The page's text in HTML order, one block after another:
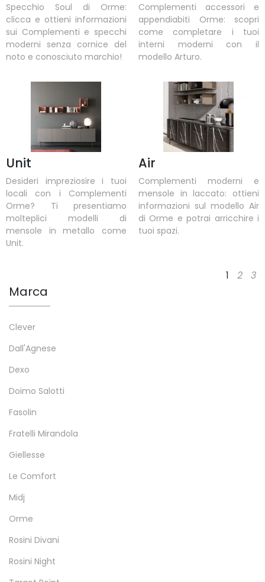
Specchio Soul di Orme:
clicca e ottieni informazioni
sui Complementi e specchi
moderni senza cornice del
noto e conosciuto marchio!
Complementi accessori e
appendiabiti Orme: scopri
come completare i tuoi
interni moderni con il
modello Arturo.
Unit
Desideri impreziosire i tuoi
locali con i Complementi
Orme? Ti presentiamo
molteplici modelli di
mensole in metallo come
Unit.
Air
Complementi moderni e
mensole in laccato: ottieni
informazioni sul modello Air
di Orme e potrai arricchire i
tuoi spazi.
1 2 3
Marca
Clever
Dall'Agnese
Dexo
Doimo Salotti
Fasolin
Fratelli Mirandola
Giellesse
Le Comfort
Midj
Orme
Rosini Divani
Rosini Night